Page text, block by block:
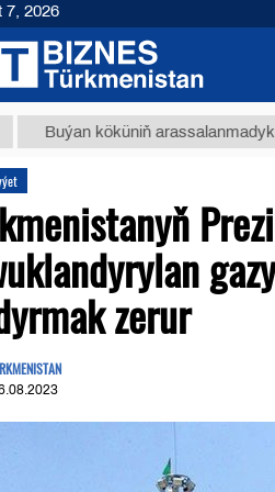
köküniň arassalanmadyk
zerur
7, 2026